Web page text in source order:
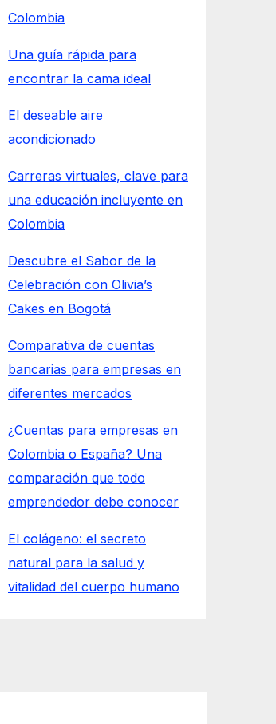
Colombia
Una guía rápida para
encontrar la cama ideal
El deseable aire
acondicionado
Carreras virtuales, clave para
una educación incluyente en
Colombia
Descubre el Sabor de la
Celebración con Olivia’s
Cakes en Bogotá
Comparativa de cuentas
bancarias para empresas en
diferentes mercados
¿Cuentas para empresas en
Colombia o España? Una
comparación que todo
emprendedor debe conocer
El colágeno: el secreto
natural para la salud y
vitalidad del cuerpo humano